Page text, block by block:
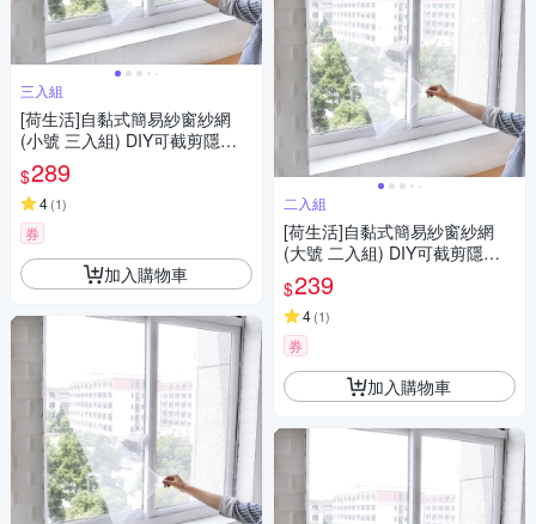
三入組
[荷生活]自黏式簡易紗窗紗網
(小號 三入組) DIY可截剪隱形
紗窗 附魔術貼
$289
4(1)
券
加入購物車
二入組
[荷生活]自黏式簡易紗窗紗網
(大號 二入組) DIY可截剪隱形
紗窗 附魔術貼
$239
4(1)
券
加入購物車